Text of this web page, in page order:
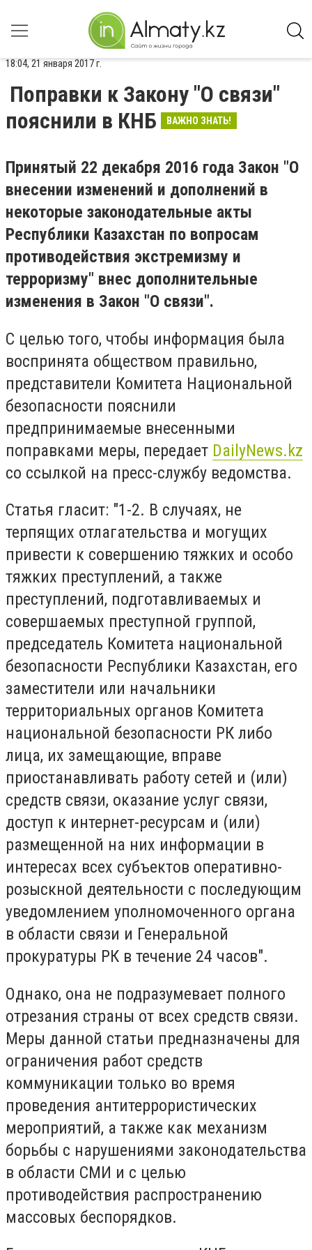
18:04, 21 января 2017 г.
Поправки к Закону "О связи"
пояснили в КНБ
ВАЖНО ЗНАТЬ!
Принятый 22 декабря 2016 года Закон "О
внесении изменений и дополнений в
некоторые законодательные акты
Республики Казахстан по вопросам
противодействия экстремизму и
терроризму" внес дополнительные
изменения в Закон "О связи".
С целью того, чтобы информация была
воспринята обществом правильно,
представители Комитета Национальной
безопасности пояснили
предпринимаемые внесенными
поправками меры, передает DailyNews.kz
со ссылкой на пресс-службу ведомства.
Статья гласит: "1-2. В случаях, не
терпящих отлагательства и могущих
привести к совершению тяжких и особо
тяжких преступлений, а также
преступлений, подготавливаемых и
совершаемых преступной группой,
председатель Комитета национальной
безопасности Республики Казахстан, его
заместители или начальники
территориальных органов Комитета
национальной безопасности РК либо
лица, их замещающие, вправе
приостанавливать работу сетей и (или)
средств связи, оказание услуг связи,
доступ к интернет-ресурсам и (или)
размещенной на них информации в
интересах всех субъектов оперативно-
розыскной деятельности с последующим
уведомлением уполномоченного органа
в области связи и Генеральной
прокуратуры РК в течение 24 часов".
Однако, она не подразумевает полного
отрезания страны от всех средств связи.
Меры данной статьи предназначены для
ограничения работ средств
коммуникации только во время
проведения антитеррористических
мероприятий, а также как механизм
борьбы с нарушениями законодательства
в области СМИ и с целью
противодействия распространению
массовых беспорядков.